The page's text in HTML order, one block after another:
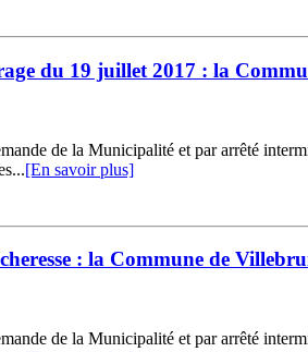
du 19 juillet 2017 : la
de la Municipalité et par arrêté
[En savoir plus]
: la Commune de
de la Municipalité et par arrêté